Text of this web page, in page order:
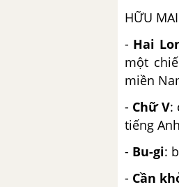
HỮU MAI
- Hai
một
miền
- Chữ V:
tiếng
- Bu-gi:
- Cần